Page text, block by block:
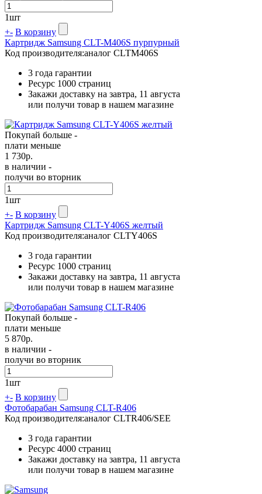
1шт
+- В корзину
Картридж Samsung CLT-M406S пурпурный
Код производителя:аналог CLTM406S
3 года гарантии
Ресурс 1000 страниц
Закажи доставку на завтра, 11 августа
или получи товар в нашем магазине
Покупай больше -
плати меньше
1 730р.
в наличии -
получи во вторник
1шт
+- В корзину
Картридж Samsung CLT-Y406S желтый
Код производителя:аналог CLTY406S
3 года гарантии
Ресурс 1000 страниц
Закажи доставку на завтра, 11 августа
или получи товар в нашем магазине
Покупай больше -
плати меньше
5 870р.
в наличии -
получи во вторник
1шт
+- В корзину
Фотобарабан Samsung CLT-R406
Код производителя:аналог CLTR406/SEE
3 года гарантии
Ресурс 4000 страниц
Закажи доставку на завтра, 11 августа
или получи товар в нашем магазине